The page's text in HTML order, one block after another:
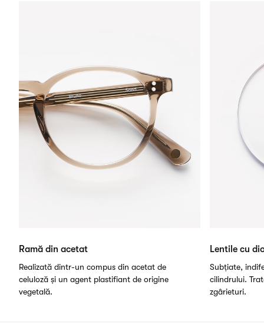
Ramă din acetat
Realizată dintr-un compus din acetat de
celuloză și un agent plastifiant de origine
vegetală.
Lentile cu
Subțiate,
cilindrului.
zgârieturi.